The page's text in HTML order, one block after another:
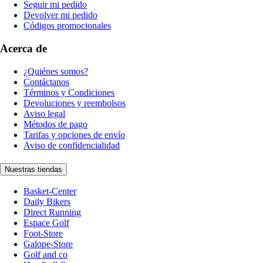
Seguir mi pedido
Devolver mi pedido
Códigos promocionales
Acerca de
¿Quiénes somos?
Contáctanos
Términos y Condiciones
Devoluciones y reembolsos
Aviso legal
Métodos de pago
Tarifas y opciones de envío
Aviso de confidencialidad
Nuestras tiendas
Basket-Center
Daily Bikers
Direct Running
Espace Golf
Foot-Store
Galope-Store
Golf and co